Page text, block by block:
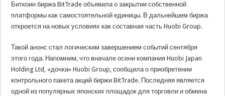
Биткоин биржа BitTrade объявила о закрытии собственной
платформы как самостоятельной единицы. В дальнейшем биржа
откроется на новых условиях как составная часть Huobi Group.
Такой анонс стал логическим завершением событий сентября
этого года. Напомним, что вначале осени компания Huobi Japan
Holding Ltd, «дочка» Huobi Group, сообщила о приобретении
контрольного пакета акций биржи BitTrade. Последняя является
одной из популярных японских площадок для торговли и обмена